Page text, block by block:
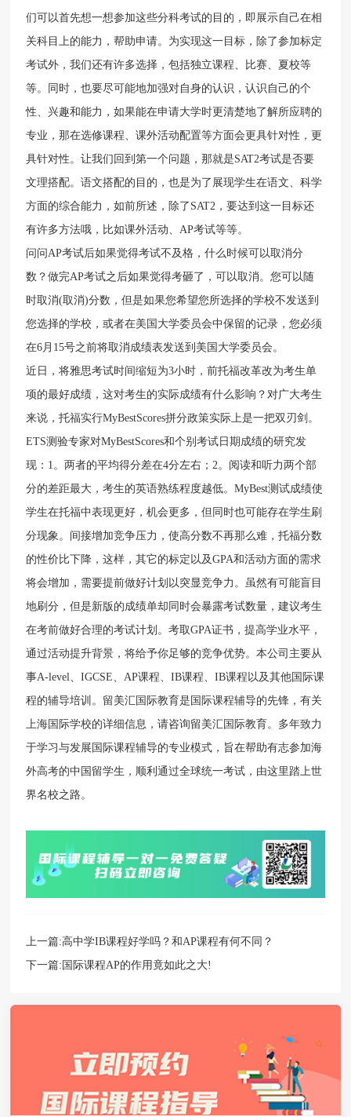
们可以首先想一想参加这些分科考试的目的，即展示自己在相
关科目上的能力，帮助申请。为实现这一目标，除了参加标定
考试外，我们还有许多选择，包括独立课程、比赛、夏校等
等。同时，也要尽可能地加强对自身的认识，认识自己的个
性、兴趣和能力，如果能在申请大学时更清楚地了解所应聘的
专业，那在选修课程、课外活动配置等方面会更具针对性，更
具针对性。让我们回到第一个问题，那就是SAT2考试是否要
文理搭配。语文搭配的目的，也是为了展现学生在语文、科学
方面的综合能力，如前所述，除了SAT2，要达到这一目标还
有许多方法哦，比如课外活动、AP考试等等。
问问AP考试后如果觉得考试不及格，什么时候可以取消分
数？做完AP考试之后如果觉得考砸了，可以取消。您可以随
时取消(取消)分数，但是如果您希望您所选择的学校不发送到
您选择的学校，或者在美国大学委员会中保留的记录，您必须
在6月15号之前将取消成绩表发送到美国大学委员会。
近日，将雅思考试时间缩短为3小时，前托福改革改为考生单
项的最好成绩，这对考生的实际成绩有什么影响？对广大考生
来说，托福实行MyBestScores拼分政策实际上是一把双刃剑。
ETS测验专家对MyBestScores和个别考试日期成绩的研究发
现：1。两者的平均得分差在4分左右；2。阅读和听力两个部
分的差距最大，考生的英语熟练程度越低。MyBest测试成绩使
学生在托福中表现更好，机会更多，但同时也可能存在学生刷
分现象。间接增加竞争压力，使高分数不再那么难，托福分数
的性价比下降，这样，其它的标定以及GPA和活动方面的需求
将会增加，需要提前做好计划以突显竞争力。虽然有可能盲目
地刷分，但是新版的成绩单却同时会暴露考试数量，建议考生
在考前做好合理的考试计划。考取GPA证书，提高学业水平，
通过活动提升背景，将给予你足够的竞争优势。本公司主要从
事A-level、IGCSE、AP课程、IB课程、IB课程以及其他国际课
程的辅导培训。留美汇国际教育是国际课程辅导的先锋，有关
上海国际学校的详细信息，请咨询留美汇国际教育。多年致力
于学习与发展国际课程辅导的专业模式，旨在帮助有志参加海
外高考的中国留学生，顺利通过全球统一考试，由这里踏上世
界名校之路。
上一篇:高中学IB课程好学吗？和AP课程有何不同？
下一篇: 国际课程AP的作用竟如此之大!